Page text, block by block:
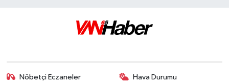
Nöbetçi Eczaneler Hava Durumu